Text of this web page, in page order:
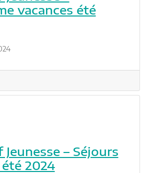
vacances été
– Séjours
2024